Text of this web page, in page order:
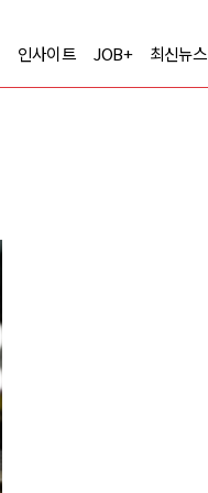
인사이트 JOB+ 최신뉴스